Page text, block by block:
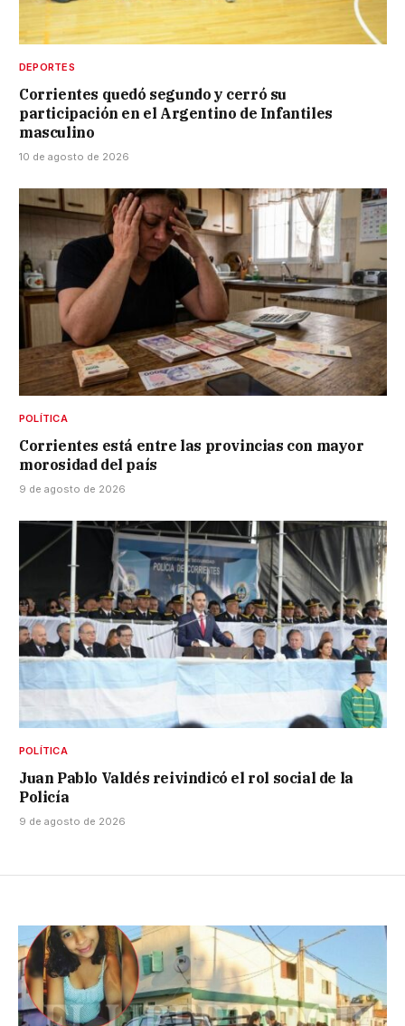
DEPORTES
Corrientes quedó segundo y cerró su
participación en el Argentino de Infantiles
masculino
10 de agosto de 2026
POLÍTICA
Corrientes está entre las provincias con mayor
morosidad del país
9 de agosto de 2026
POLÍTICA
Juan Pablo Valdés reivindicó el rol social de la
Policía
9 de agosto de 2026